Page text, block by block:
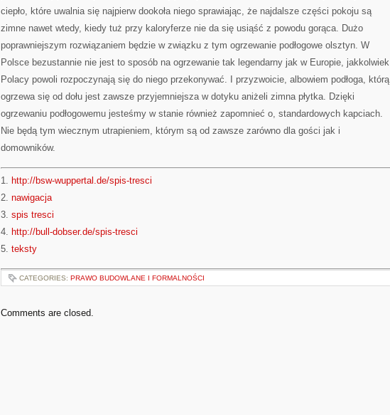
ciepło, które uwalnia się najpierw dookoła niego sprawiając, że najdalsze części pokoju są
zimne nawet wtedy, kiedy tuż przy kaloryferze nie da się usiąść z powodu gorąca. Dużo
poprawniejszym rozwiązaniem będzie w związku z tym ogrzewanie podłogowe olsztyn. W
Polsce bezustannie nie jest to sposób na ogrzewanie tak legendarny jak w Europie, jakkolwiek
Polacy powoli rozpoczynają się do niego przekonywać. I przyzwoicie, albowiem podłoga, którą
ogrzewa się od dołu jest zawsze przyjemniejsza w dotyku aniżeli zimna płytka. Dzięki
ogrzewaniu podłogowemu jesteśmy w stanie również zapomnieć o, standardowych kapciach.
Nie będą tym wiecznym utrapieniem, którym są od zawsze zarówno dla gości jak i
domowników.
1. http://bsw-wuppertal.de/spis-tresci
2. nawigacja
3. spis tresci
4. http://bull-dobser.de/spis-tresci
5. teksty
CATEGORIES: PRAWO BUDOWLANE I FORMALNOŚCI
Comments are closed.